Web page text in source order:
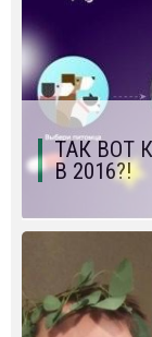
ТАК ВОТ
В 2016?!